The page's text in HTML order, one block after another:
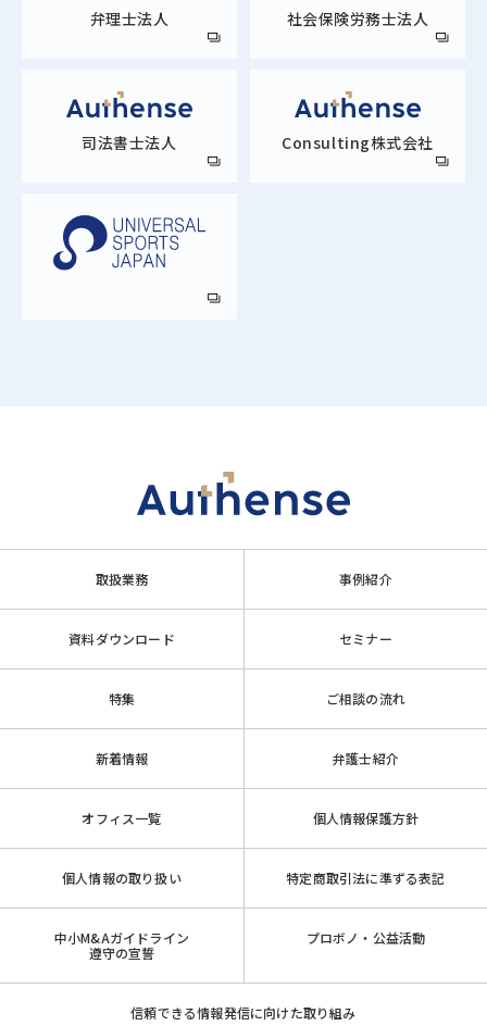
弁理士法人 社会保険労務士法人
司法書士法人 Consulting株式会社
取扱業務 事例紹介
資料ダウンロード セミナー
特集 ご相談の流れ
新着情報 弁護士紹介
オフィス一覧 個人情報保護方針
個人情報の取り扱い 特定商取引法に準ずる表記
中小M&Aガイドライン
遵守の宣誓
プロボノ・公益活動
信頼できる情報発信に向けた取り組み